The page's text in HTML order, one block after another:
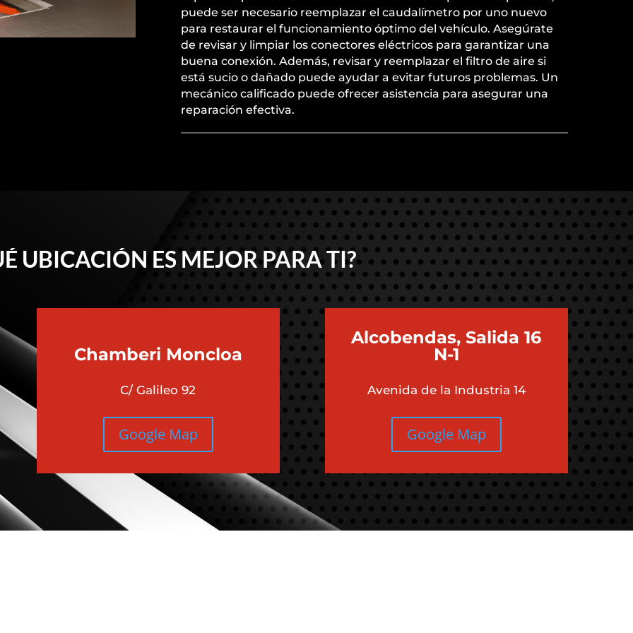
puede ser necesario reemplazar el caudalímetro por uno nuevo
para restaurar el funcionamiento óptimo del vehículo. Asegúrate
de revisar y limpiar los conectores eléctricos para garantizar una
buena conexión. Además, revisar y reemplazar el filtro de aire si
está sucio o dañado puede ayudar a evitar futuros problemas. Un
mecánico calificado puede ofrecer asistencia para asegurar una
reparación efectiva.
UBICACIÓN ES MEJOR PARA TI?
Chamberi Moncloa
C/ Galileo 92
Google Map
Alcobendas, Salida 16
N-1
Avenida de la Industria 14
Google Map